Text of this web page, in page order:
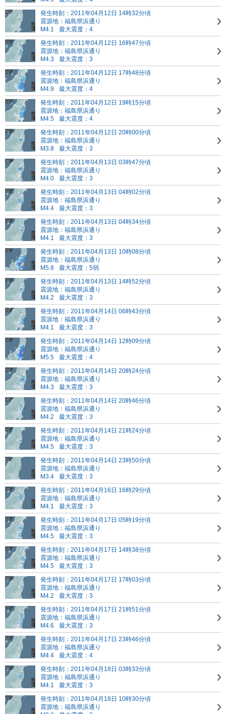
発生時刻：2011年04月12日 14時32分頃
震源地：福島県浜通り
M4.1
最大震度：4
発生時刻：2011年04月12日 16時47分頃
震源地：福島県浜通り
M4.3
最大震度：3
発生時刻：2011年04月12日 17時48分頃
震源地：福島県浜通り
M4.9
最大震度：4
発生時刻：2011年04月12日 19時15分頃
震源地：福島県浜通り
M4.5
最大震度：4
発生時刻：2011年04月12日 20時00分頃
震源地：福島県浜通り
M3.8
最大震度：3
発生時刻：2011年04月13日 03時47分頃
震源地：福島県浜通り
M4.0
最大震度：3
発生時刻：2011年04月13日 04時02分頃
震源地：福島県浜通り
M4.4
最大震度：3
発生時刻：2011年04月13日 04時34分頃
震源地：福島県浜通り
M4.1
最大震度：3
発生時刻：2011年04月13日 10時08分頃
震源地：福島県浜通り
M5.8
最大震度：5弱
発生時刻：2011年04月13日 14時52分頃
震源地：福島県浜通り
M4.2
最大震度：3
発生時刻：2011年04月14日 06時43分頃
震源地：福島県浜通り
M4.1
最大震度：3
発生時刻：2011年04月14日 12時09分頃
震源地：福島県浜通り
M5.5
最大震度：4
発生時刻：2011年04月14日 20時24分頃
震源地：福島県浜通り
M4.3
最大震度：3
発生時刻：2011年04月14日 20時46分頃
震源地：福島県浜通り
M4.2
最大震度：3
発生時刻：2011年04月14日 21時24分頃
震源地：福島県浜通り
M4.5
最大震度：3
発生時刻：2011年04月14日 23時50分頃
震源地：福島県浜通り
M3.4
最大震度：3
発生時刻：2011年04月16日 16時29分頃
震源地：福島県浜通り
M4.1
最大震度：3
発生時刻：2011年04月17日 05時19分頃
震源地：福島県浜通り
M4.5
最大震度：3
発生時刻：2011年04月17日 14時38分頃
震源地：福島県浜通り
M4.5
最大震度：3
発生時刻：2011年04月17日 17時03分頃
震源地：福島県浜通り
M4.2
最大震度：3
発生時刻：2011年04月17日 21時51分頃
震源地：福島県浜通り
M4.6
最大震度：3
発生時刻：2011年04月17日 23時46分頃
震源地：福島県浜通り
M4.4
最大震度：4
発生時刻：2011年04月18日 03時33分頃
震源地：福島県浜通り
M4.1
最大震度：3
発生時刻：2011年04月18日 10時30分頃
震源地：福島県浜通り